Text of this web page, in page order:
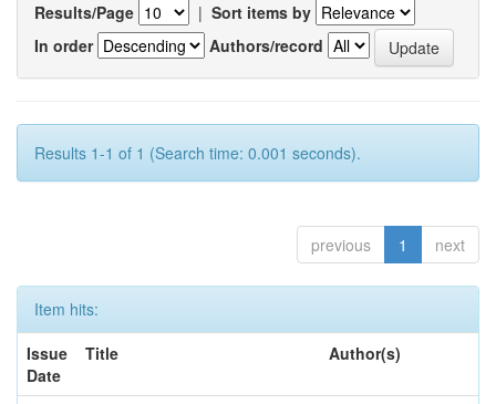
Results/Page | Sort items by
In order
Authors/record
Results 1-1 of 1 (Search time: 0.001 seconds).
previous 1 next
Item hits:
Issue
Date
Title Author(s)